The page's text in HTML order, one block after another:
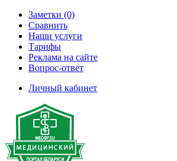
Заметки (0)
Сравнить
Наши услуги
Тарифы
Реклама на сайте
Вопрос-ответ
Личный кабинет